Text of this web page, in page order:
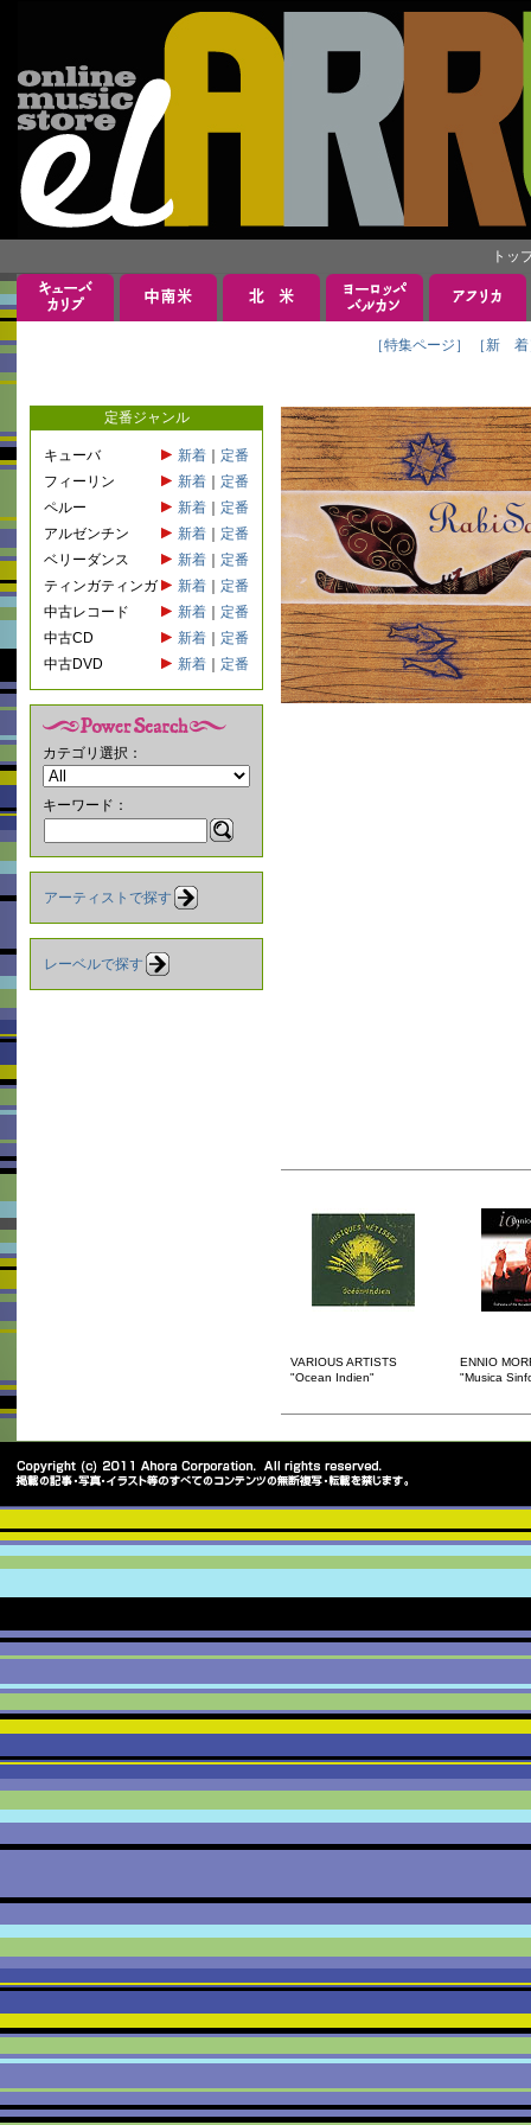
トッ
［特集ページ］ ［新 着
定番ジャンル
キューバ 新着
定番
フィーリン
新着
定番
ペルー
新着
定番
アルゼンチン
新着
定番
ベリーダンス
新着
定番
ティンガティンガ
新着
定番
中古レコード
新着
定番
中古CD
新着
定番
中古DVD
新着 定番
カテゴリ選択：
キーワード：
アーティストで探す
レーベルで探す
VARIOUS ARTISTS
"Ocean Indien"
ENNIO
"Musica